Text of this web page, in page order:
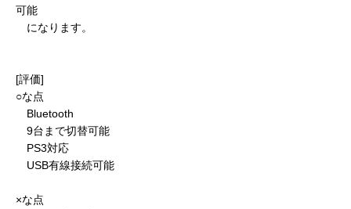
可能
になります。
[評価]
○な点
Bluetooth
9台まで切替可能
PS3対応
USB有線接続可能
×な点